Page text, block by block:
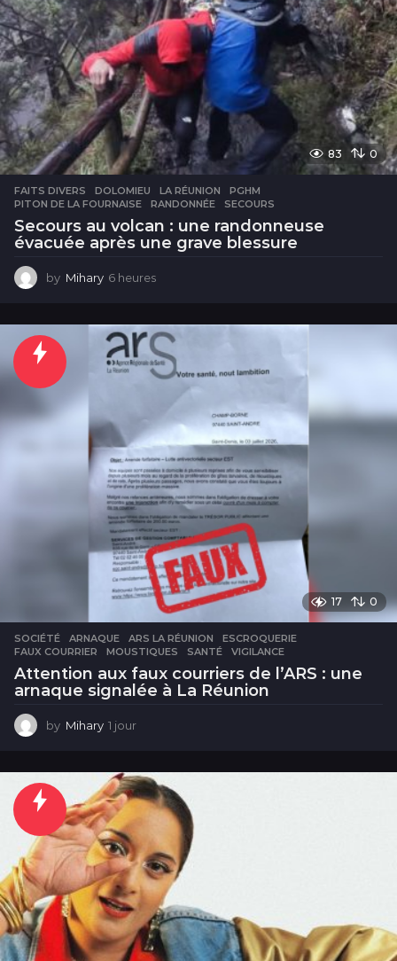
83 0
FAITS DIVERS DOLOMIEU ,LA RÉUNION ,PGHM
PITON DE LA FOURNAISE
,RANDONNÉE ,SECOURS
Secours au volcan : une randonneuse
évacuée après une grave blessure
by Mihary 6 heures
u
e
s
17 0
SOCIÉTÉ ARNAQUE ,ARS LA RÉUNION ,ESCROQUERIE
FAUX COURRIER
,MOUSTIQUES ,SANTÉ ,VIGILANCE
Attention aux faux courriers de l’ARS : une
arnaque signalée à La Réunion
by Mihary 1 jour
u
r